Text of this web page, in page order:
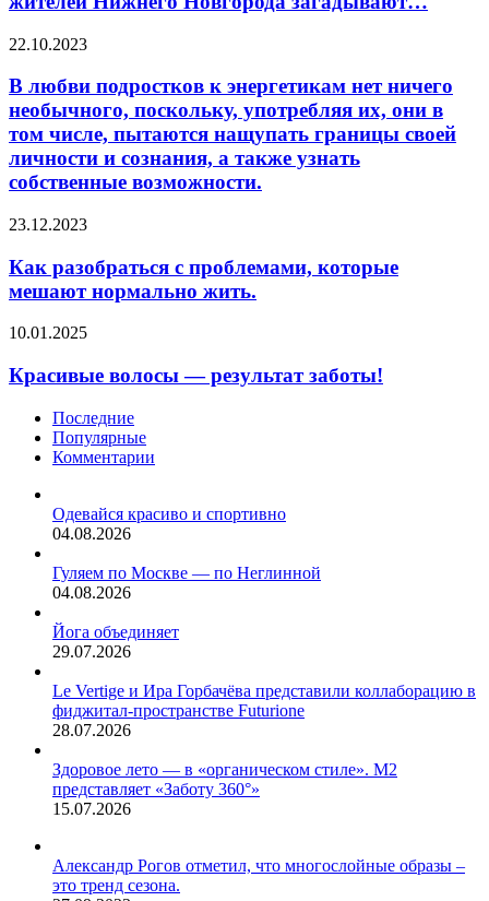
выводам
аналитики
сервиса
по
поиску
работы
SuperJob
по
результатам
опроса
Так,
12%
Нижнего
загадывают…
В
подростков
энергетикам
нет
ничего
необычного,
употребляя
они
в
том
пытаются
границы
личности
сознания,
также
узнать
собственные
возможности.
22.10.2023
В любви подростков к энергетикам нет ничего
необычного, поскольку, употребляя их, они в
том числе, пытаются нащупать границы своей
личности и сознания, а также узнать
собственные возможности.
Как
с
проблемами,
которые
нормально
23.12.2023
Как разобраться с проблемами, которые
мешают нормально жить.
Красивые
—
результат
заботы!
10.01.2025
Красивые волосы — результат заботы!
Последние
Популярные
Комментарии
Одевайся красиво и спортивно
04.08.2026
Гуляем по Москве — по Неглинной
04.08.2026
Йога объединяет
29.07.2026
Le Vertige и Ира Горбачёва представили коллаборацию в
фиджитал-пространстве Futurione
28.07.2026
Здоровое лето — в «органическом стиле». М2
представляет «Заботу 360°»
15.07.2026
Александр Рогов отметил, что многослойные образы –
это тренд сезона.